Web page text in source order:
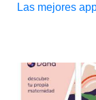
Las mejores